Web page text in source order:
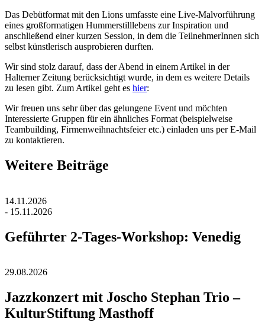
Das Debütformat mit den Lions umfasste eine Live-Malvorführung
eines großformatigen Hummerstilllebens zur Inspiration und
anschließend einer kurzen Session, in dem die TeilnehmerInnen sich
selbst künstlerisch ausprobieren durften.
Wir sind stolz darauf, dass der Abend in einem Artikel in der
Halterner Zeitung berücksichtigt wurde, in dem es weitere Details
zu lesen gibt. Zum Artikel geht es hier:
Wir freuen uns sehr über das gelungene Event und möchten
Interessierte Gruppen für ein ähnliches Format (beispielweise
Teambuilding, Firmenweihnachtsfeier etc.) einladen uns per E-Mail
zu kontaktieren.
Weitere Beiträge
14.11.2026
- 15.11.2026
Geführter 2-Tages-Workshop: Venedig
29.08.2026
Jazzkonzert mit Joscho Stephan Trio –
KulturStiftung Masthoff